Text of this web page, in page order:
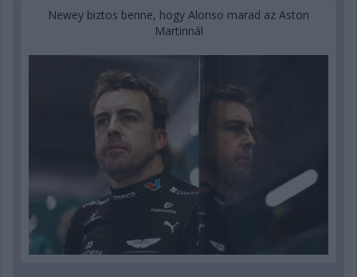
Newey biztos benne, hogy Alonso marad az Aston
Martinnál